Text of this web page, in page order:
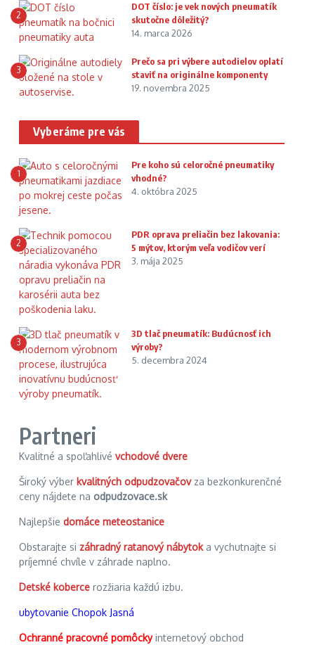
2
DOT číslo: je vek nových pneumatík
skutočne dôležitý?
14. marca 2026
3
Prečo sa pri výbere autodielov oplatí
staviť na originálne komponenty
19. novembra 2025
Vyberáme pre vás
1
Pre koho sú celoročné pneumatiky
vhodné?
4. októbra 2025
2
PDR oprava preliačin bez lakovania:
5 mýtov, ktorým veľa vodičov verí
3. mája 2025
3
3D tlač pneumatík: Budúcnosť ich
výroby?
5. decembra 2024
Partneri
Kvalitné a spoľahlivé vchodové dvere
Široký výber kvalitných odpudzovačovza bezkonkurenčné
ceny nájdete na odpudzovace.sk
Najlepšie domáce meteostanice
Obstarajte si záhradný ratanový nábytoka vychutnajte si
príjemné chvíle v záhrade naplno.
Detské koberce rozžiaria každú izbu.
ubytovanie Chopok Jasná
Ochranné pracovné pomôckyinternetový obchod